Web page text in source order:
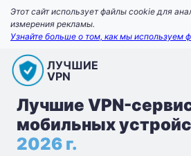
Этот сайт использует файлы cookie для
измерения рекламы.
Узнайте больше о том, как мы используем
ЛУЧШИЕ
VPN
Лучшие VPN-
мобильных
2026 г.